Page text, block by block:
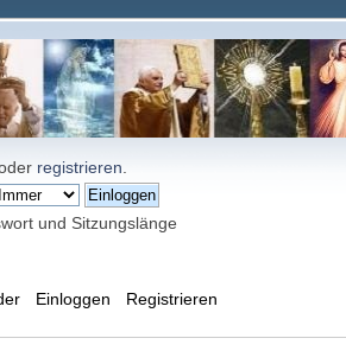
registrieren
und Sitzungslänge
Einloggen Registrieren